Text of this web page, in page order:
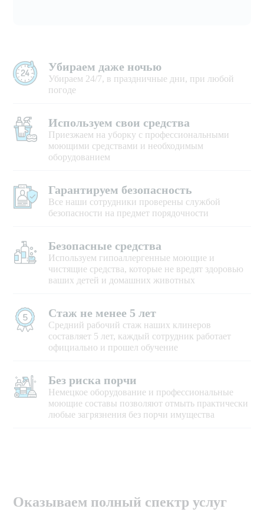
Убираем даже ночью
Убираем 24/7, в праздничные дни, при любой
погоде
Используем свои средства
Приезжаем на уборку с профессиональными
моющими средствами и необходимым
оборудованием
Гарантируем безопасность
Все наши сотрудники проверены службой
безопасности на предмет порядочности
Безопасные средства
Используем гипоаллергенные моющие и
чистящие средства, которые не вредят здоровью
ваших детей и домашних животных
Стаж не менее 5 лет
Средний рабочий стаж наших клинеров
составляет 5 лет, каждый сотрудник работает
официально и прошел обучение
Без риска порчи
Немецкое оборудование и профессиональные
моющие составы позволяют отмыть практически
любые загрязнения без порчи имущества
Оказываем полный спектр услуг